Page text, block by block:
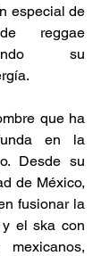
especial de
reggae
su
que ha
en la
Desde su
de México,
fusionar la
el ska con